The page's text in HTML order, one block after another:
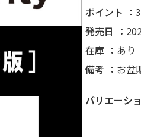
発売日
ポイント
在庫
あり
備考
お盆